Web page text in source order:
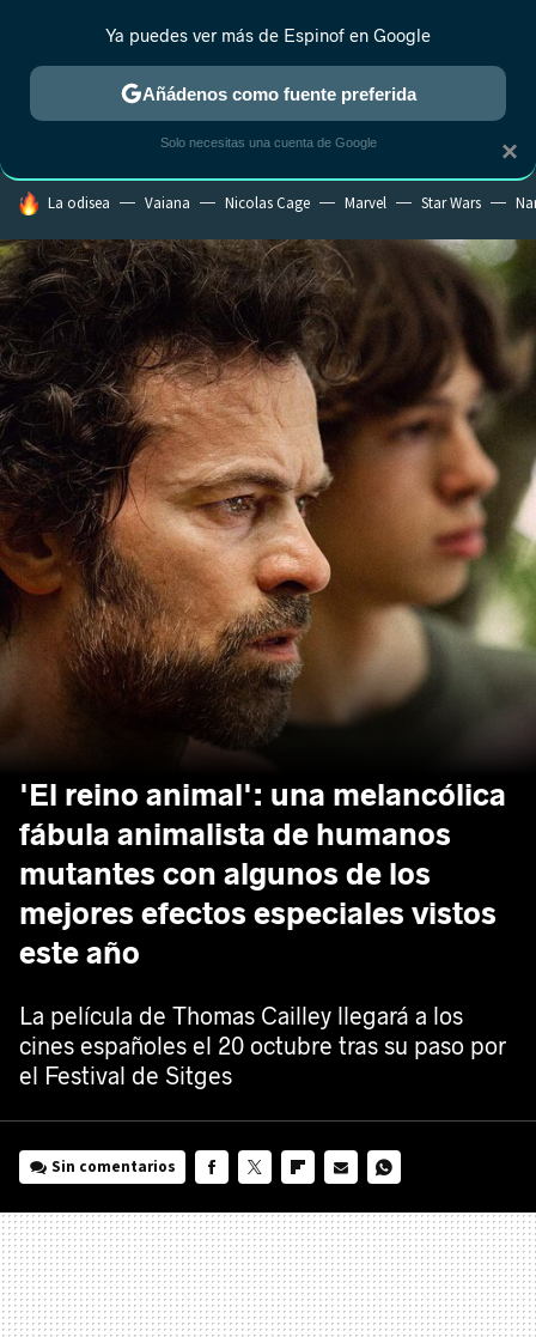
ESTRENOS REALITY ANIME RANKINGS CINE
HOY SE HABLA DE
La odisea Vaiana Nicolas Cage Marvel Star Wars
'El reino animal': una melancólica
fábula animalista de humanos
mutantes con algunos de los
mejores efectos especiales vistos
este año
La película de Thomas Cailley llegará a los
cines españoles el 20 octubre tras su paso por
el Festival de Sitges
Sin comentarios
MAIL
×
Ya puedes ver más de Espinof en Google
Añádenos como fuente preferida
Solo necesitas una cuenta de Google